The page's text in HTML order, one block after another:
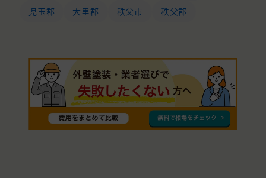
児玉郡
大里郡 秩父市 秩父郡